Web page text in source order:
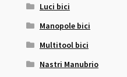
Luci bici
Manopole bici
Multitool bici
Nastri Manubrio